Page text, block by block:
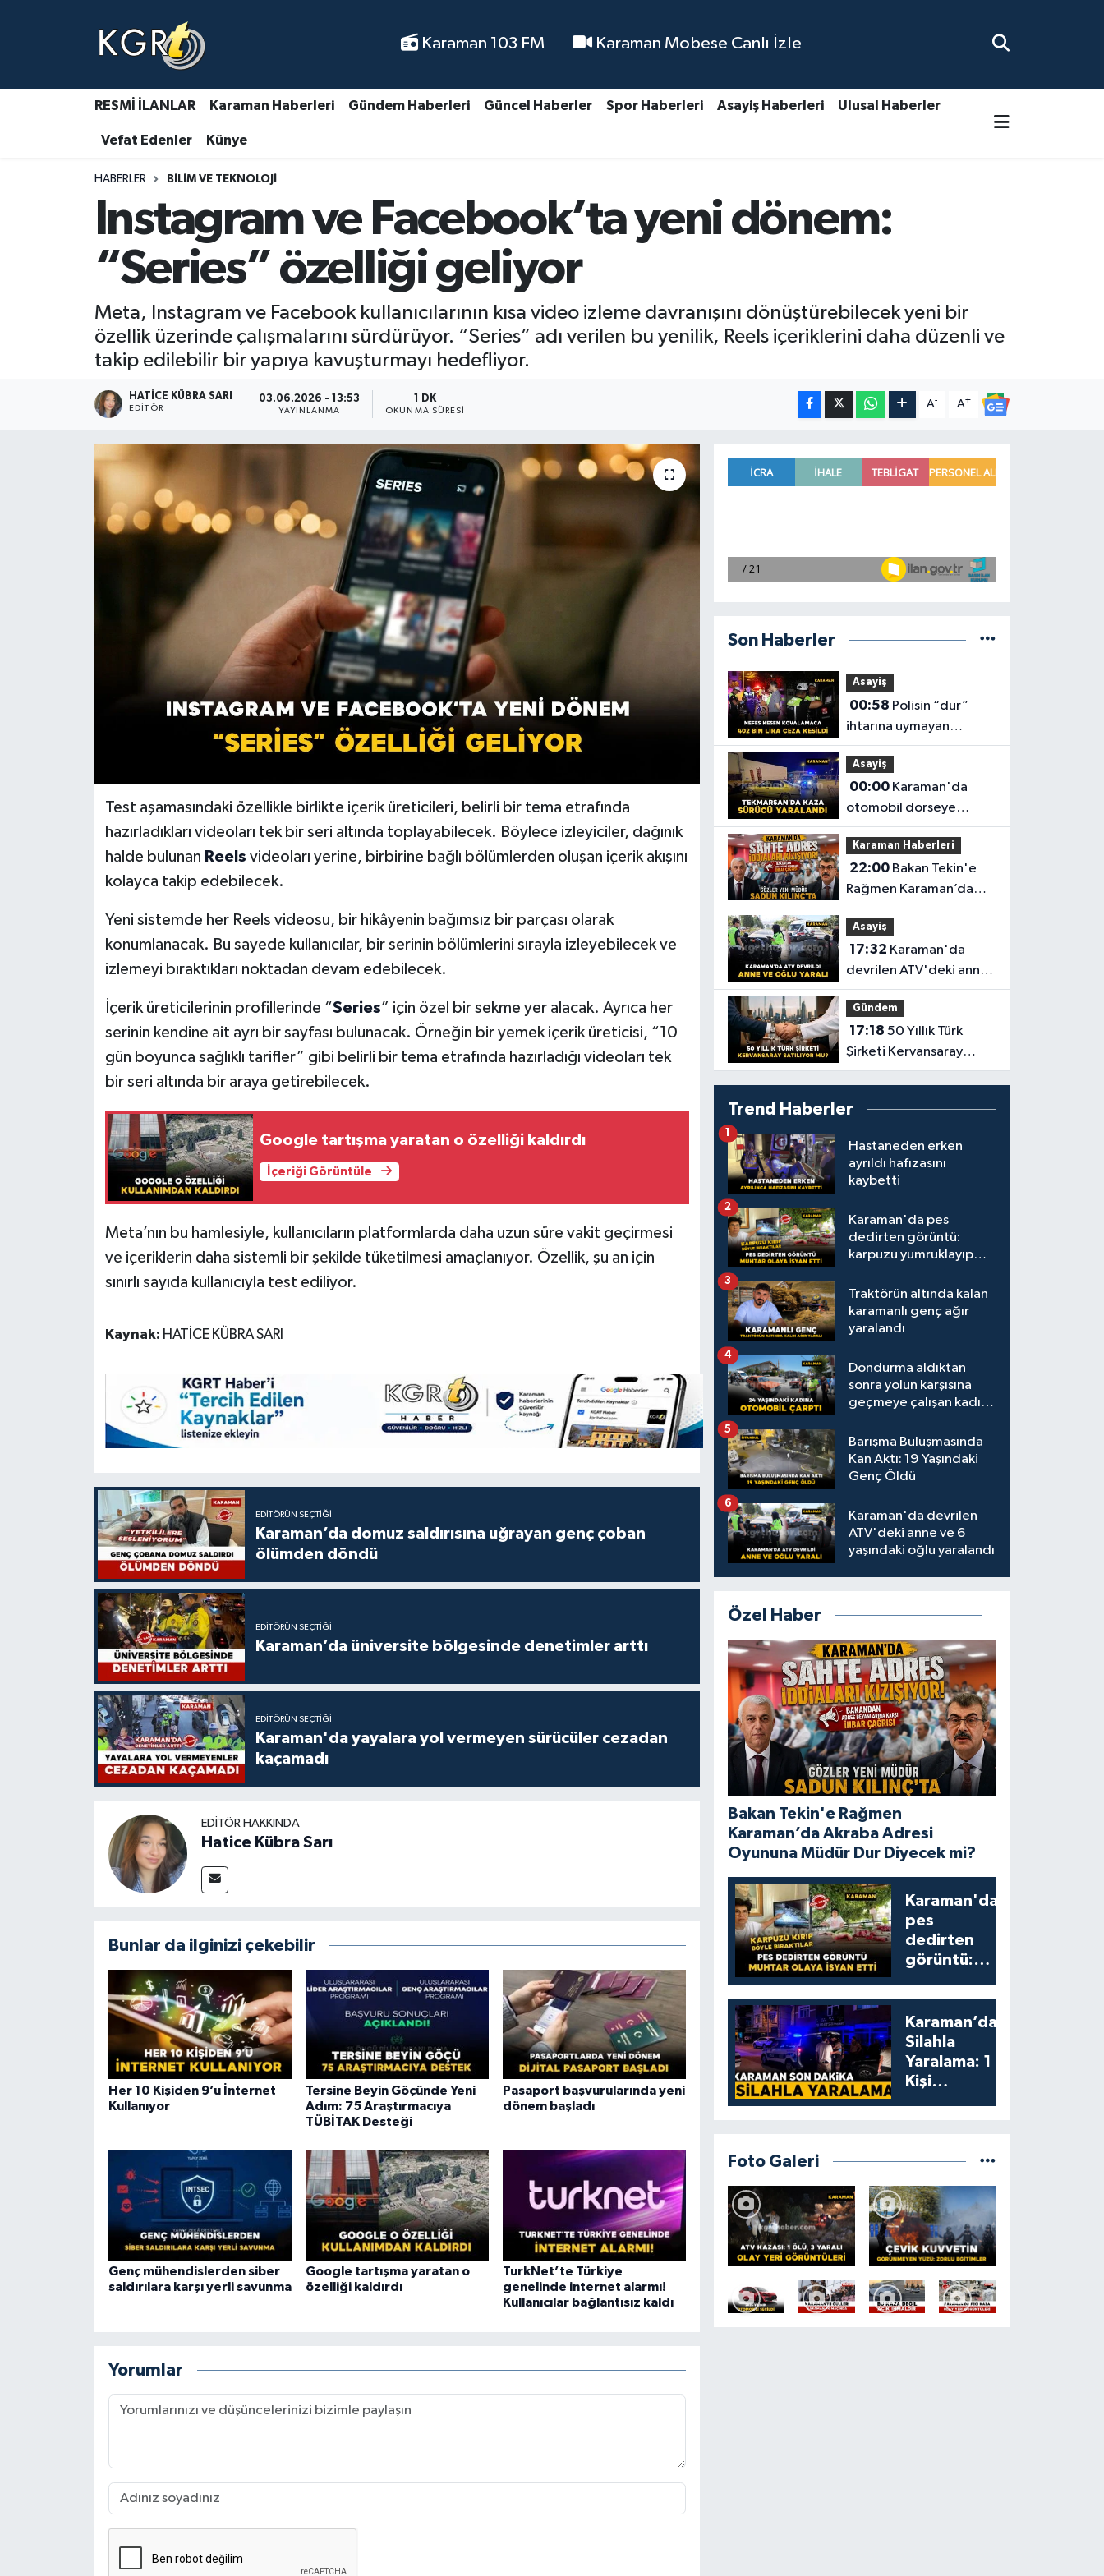
Karaman 103 FM Karaman Mobese Canlı İzle
RESMİ İLANLAR Karaman Haberleri Gündem Haberleri Güncel Haberler Spor Haberleri Asayiş Haberleri Ulusal Haberler
Vefat Edenler Künye
HABERLER BILIM VE TEKNOLOJI
Instagram ve Facebook’ta yeni dönem:
“Series” özelliği geliyor
Meta, Instagram ve Facebook kullanıcılarının kısa video izleme davranışını dönüştürebilecek yeni bir
özellik üzerinde çalışmalarını sürdürüyor. “Series” adı verilen bu yenilik, Reels içeriklerini daha düzenli ve
takip edilebilir bir yapıya kavuşturmayı hedefliyor.
HATICE KÜBRA SARI
EDITÖR
03.06.2026 - 13:53
YAYINLANMA
1 DK
OKUNMA SÜRESI
A- A+
Test aşamasındaki özellikle birlikte içerik üreticileri, belirli bir tema etrafında
hazırladıkları videoları tek bir seri altında toplayabilecek. Böylece izleyiciler, dağınık
halde bulunan Reels videoları yerine, birbirine bağlı bölümlerden oluşan içerik akışını
kolayca takip edebilecek.
Yeni sistemde her Reels videosu, bir hikâyenin bağımsız bir parçası olarak
konumlanacak. Bu sayede kullanıcılar, bir serinin bölümlerini sırayla izleyebilecek ve
izlemeyi bıraktıkları noktadan devam edebilecek.
İçerik üreticilerinin profillerinde “Series” için özel bir sekme yer alacak. Ayrıca her
serinin kendine ait ayrı bir sayfası bulunacak. Örneğin bir yemek içerik üreticisi, “10
gün boyunca sağlıklı tarifler” gibi belirli bir tema etrafında hazırladığı videoları tek
bir seri altında bir araya getirebilecek.
Google tartışma yaratan o özelliği kaldırdı
İçeriği Görüntüle
Meta’nın bu hamlesiyle, kullanıcıların platformlarda daha uzun süre vakit geçirmesi
ve içeriklerin daha sistemli bir şekilde tüketilmesi amaçlanıyor. Özellik, şu an için
sınırlı sayıda kullanıcıyla test ediliyor.
Kaynak: HATİCE KÜBRA SARI
EDITÖRÜN SEÇTIĞI
Karaman’da domuz saldırısına uğrayan genç çoban
ölümden döndü
EDITÖRÜN SEÇTIĞI
Karaman’da üniversite bölgesinde denetimler arttı
EDITÖRÜN SEÇTIĞI
Karaman'da yayalara yol vermeyen sürücüler cezadan
kaçamadı
EDITÖR HAKKINDA
Hatice Kübra Sarı
Bunlar da ilginizi çekebilir
Her 10 Kişiden 9’u İnternet
Kullanıyor
Tersine Beyin Göçünde Yeni
Adım: 75 Araştırmacıya
TÜBİTAK Desteği
Pasaport başvurularında yeni
dönem başladı
Genç mühendislerden siber
saldırılara karşı yerli savunma
Google tartışma yaratan o
özelliği kaldırdı
TurkNet’te Türkiye
genelinde internet alarmı!
Kullanıcılar bağlantısız kaldı
Yorumlar
Son Haberler
Asayiş
00:58
ihtarına uymayan
motosiklet sürücüsüne
402 bin lira ceza kesildi
Asayiş
00:00Karaman'da
otomobil dorseye
çarptı: 1 yaralı
Karaman Haberleri
22:00Bakan Tekin'e
Rağmen Karaman’da
Akraba Adresi Oyununa
Müdür Dur Diyecek mi?
Asayiş
17:32
devrilen ATV'deki anne
ve 6 yaşındaki oğlu
yaralandı
Gündem
17:18
Şirketi Kervansaray
Satılıyor mu?
Trend Haberler
Hastaneden erken
ayrıldı hafızasını
kaybetti
1
Karaman'da pes
dedirten görüntü:
karpuzu yumruklayıp
kamelyada bıraktılar
2
Traktörün altında kalan
karamanlı genç ağır
yaralandı
3
Dondurma aldıktan
sonra yolun karşısına
geçmeye çalışan kadına
4
Barışma Buluşmasında
Kan Aktı: 19 Yaşındaki
Genç Öldü
5
Karaman'da devrilen
ATV'deki anne ve 6
yaşındaki oğlu yaralandı
6
Özel Haber
Bakan Tekin'e Rağmen
Karaman’da Akraba Adresi
Oyununa Müdür Dur Diyecek mi?
Karaman'da
pes
dedirten
görüntü:
yumruklayıp
yediler,
artıklarını
kamelyada
bıraktılar
Karaman’da
Silahla
Yaralama: 1
Kişi
Foto Galeri
Karaman Haberleri
Gündem Haberleri
Güncel Haberler
Asayiş Haberleri
Ulusal Haberler
Vefat Edenler